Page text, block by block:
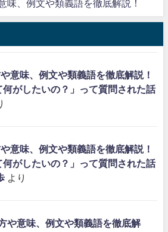
味、例文や類義語を徹底解説！
意味、例文や類義語を徹底解説！
何がしたいの？」って質問された話
意味、例文や類義語を徹底解説！
何がしたいの？」って質問された話
より
や意味、例文や類義語を徹底解